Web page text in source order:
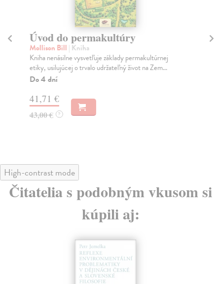
Úvod do permakultúry
Mollison Bill | Kniha
Kniha nenásilne vysvetľuje základy permakultúrnej
etiky, usilujúcej o trvalo udržateľný život na Zem...
Do 4 dní
41,71 €
43,00 € ?
High-contrast mode
Čitatelia s podobným vkusom si
kúpili aj: